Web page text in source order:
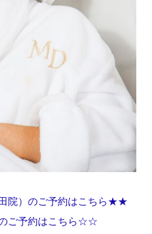
院）のご予約はこちら★★
ご予約はこちら☆☆